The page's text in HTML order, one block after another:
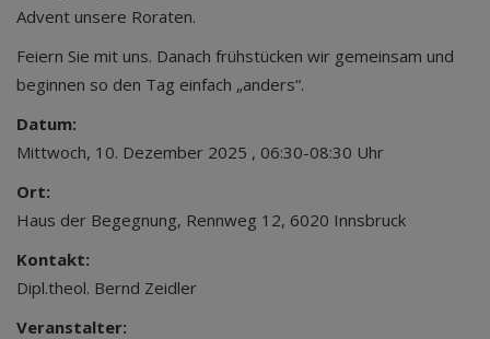
Advent unsere Roraten.
Feiern Sie mit uns. Danach frühstücken wir gemeinsam und
beginnen so den Tag einfach „anders“.
Datum:
Mittwoch, 10. Dezember 2025 , 06:30-08:30 Uhr
Ort:
Haus der Begegnung, Rennweg 12, 6020 Innsbruck
Kontakt:
Dipl.theol. Bernd Zeidler
Veranstalter: